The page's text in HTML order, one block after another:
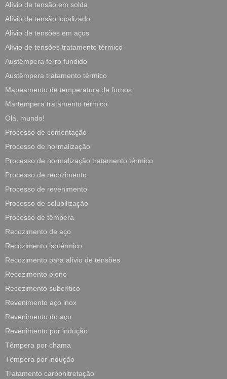
Alívio de tensão em solda
Alívio de tensão localizado
Alívio de tensões em aços
Alívio de tensões tratamento térmico
Austêmpera ferro fundido
Austêmpera tratamento térmico
Mapeamento de temperatura de fornos
Martempera tratamento térmico
Olá, mundo!
Processo de cementação
Processo de normalização
Processo de normalização tratamento térmico
Processo de recozimento
Processo de revenimento
Processo de solubilização
Processo de têmpera
Recozimento de aço
Recozimento isotérmico
Recozimento para alívio de tensões
Recozimento pleno
Recozimento subcrítico
Revenimento aço inox
Revenimento do aço
Revenimento por indução
Têmpera por chama
Têmpera por indução
Tratamento carbonitretação